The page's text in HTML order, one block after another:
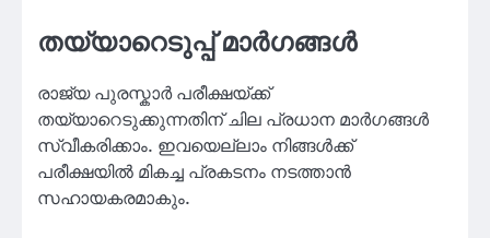
തയ്യാറെടുപ്പ് മാർഗങ്ങൾ
രാജ്യ പുരസ്കാർ പരീക്ഷയ്ക്ക്
തയ്യാറെടുക്കുന്നതിന് ചില പ്രധാന മാർഗങ്ങൾ
സ്വീകരിക്കാം. ഇവയെല്ലാം നിങ്ങൾക്ക്
പരീക്ഷയിൽ മികച്ച പ്രകടനം നടത്താൻ
സഹായകരമാകും.